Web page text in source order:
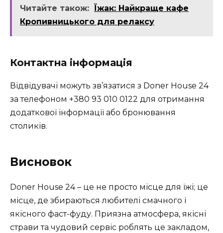
Читайте також:
Їжак: Найкраще кафе
Кропивницького для релаксу
Контактна інформація
Відвідувачі можуть зв’язатися з Doner House 24
за телефоном +380 93 010 0122 для отримання
додаткової інформації або бронювання
столиків.
Висновок
Doner House 24 – це не просто місце для їжі; це
місце, де збираються любителі смачного і
якісного фаст-фуду. Приязна атмосфера, якісні
страви та чудовий сервіс роблять це закладом,